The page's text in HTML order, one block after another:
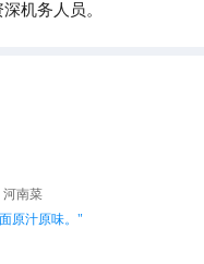
机务人员。
河南菜
原汁原味。 "